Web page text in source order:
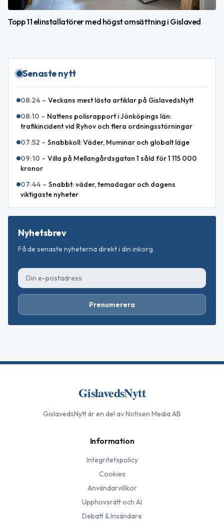
Topp 11 elinstallatörer med högst omsättning i Gislaved
Senaste nytt
08:24 – Veckans mest lästa artiklar på GislavedsNytt
08:10 – Nattens polisrapport i Jönköpings län:
trafikincident vid Ryhov och flera ordningsstörningar
07:52 – Snabbkoll: Väder, Muminar och globalt läge
09:10 – Villa på Mellangårdsgatan 1 såld för 1 115 000
kronor
07:44 – Snabbt: väder, temadagar och dagens
viktigaste nyheter
Nyhetsbrev
Få de senaste nyheterna direkt i din inkorg.
Prenumerera
GislavedsNytt
GislavedsNyttär en del av Notisen Media AB
Information
Integritetspolicy
Cookies
Användarvillkor
Upphovsrätt och AI
Debatt & Insändare